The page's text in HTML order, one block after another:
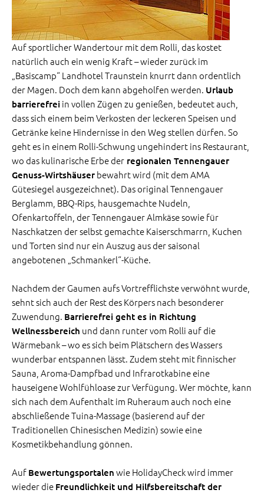
Auf sportlicher Wandertour mit dem Rolli, das kostet
natürlich auch ein wenig Kraft – wieder zurück im
„Basiscamp“ Landhotel Traunstein knurrt dann ordentlich
der Magen. Doch dem kann abgeholfen werden. Urlaub
barrierefrei in vollen Zügen zu genießen, bedeutet auch,
dass sich einem beim Verkosten der leckeren Speisen und
Getränke keine Hindernisse in den Weg stellen dürfen. So
geht es in einem Rolli-Schwung ungehindert ins Restaurant,
wo das kulinarische Erbe der regionalen Tennengauer
Genuss-Wirtshäuser bewahrt wird (mit dem AMA
Gütesiegel ausgezeichnet). Das original Tennengauer
Berglamm, BBQ-Rips, hausgemachte Nudeln,
Ofenkartoffeln, der Tennengauer Almkäse sowie für
Naschkatzen der selbst gemachte Kaiserschmarrn, Kuchen
und Torten sind nur ein Auszug aus der saisonal
angebotenen „Schmankerl“-Küche.
Nachdem der Gaumen aufs Vortrefflichste verwöhnt wurde,
sehnt sich auch der Rest des Körpers nach besonderer
Zuwendung. Barrierefrei geht es in Richtung
Wellnessbereich und dann runter vom Rolli auf die
Wärmebank – wo es sich beim Plätschern des Wassers
wunderbar entspannen lässt. Zudem steht mit finnischer
Sauna, Aroma-Dampfbad und Infrarotkabine eine
hauseigene Wohlfühloase zur Verfügung. Wer möchte, kann
sich nach dem Aufenthalt im Ruheraum auch noch eine
abschließende Tuina-Massage (basierend auf der
Traditionellen Chinesischen Medizin) sowie eine
Kosmetikbehandlung gönnen.
Auf Bewertungsportalen wie HolidayCheck wird immer
wieder die Freundlichkeit und Hilfsbereitschaft der